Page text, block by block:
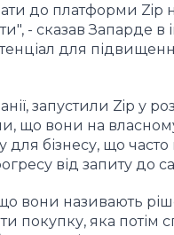
до платформи Zip
- сказав Запарде
для
запустили Zip у
що вони на
бізнесу, що
від запиту до
вони називають
покупку, яка